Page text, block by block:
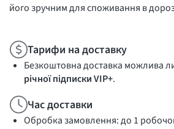
його зручним для споживання в
Тарифи на доставку
Безкоштовна доставка можлива
річної підписки VIP+.
Час доставки
Обробка замовлення: до 1